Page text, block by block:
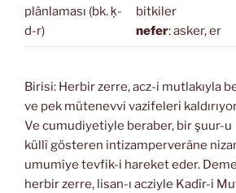
plânlaması (bk. ḳ-
d-r)
bitkiler
nefer: asker, er
Birisi: Herbir zerre, acz-i mutlakıyla
ve pek mütenevvi vazifeleri
Ve cumudiyetiyle beraber, bir şuur-u
küllî gösteren intizamperverâne
umumîye tevfik-i hareket eder.
herbir zerre, lisan-ı acziyle Kadîr-i